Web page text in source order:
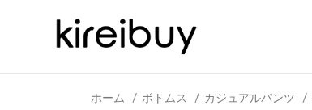
ホーム ボトムス カジュアルパンツ